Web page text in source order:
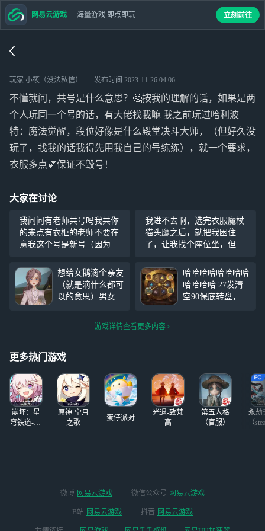
玩家 小筱（没法私信） 发布时间 2023-11-26 04:06
不懂就问，共号是什么意思？🤔按我的理解的话，如果是两
个人玩同一个号的话，有大佬找我嘛 我之前玩过哈利波
特：魔法觉醒，段位好像是什么殿堂决斗大师，（但好久没
玩了，找我的话我得先用我自己的号练练），就一个要求，
衣服多点💕保证不毁号！
大家在讨论
我问问有老师共号吗我共你
的来点有衣柜的老师不要在
意我这个号是新号（因为想
家。决斗舞会我都能打
我进不去啊，选完衣服魔杖
猫头鹰之后，就把我困住
了，让我找个座位坐，但是
没反应，我碎了
想给女鹅滴个亲友
（就是滴什么都可
以的意思）男女皆
点儿（我脾气超好
的，也会护人）快
哈哈哈哈哈哈哈哈
哈哈哈哈 27发清
空90保底转盘，
游戏详情查看更多内容
更多热门游戏
崩坏：星
穹铁道-4.4
原神·空月
之歌
蛋仔派对
光遇-致梵
高
第五人格
（官服）
永劫
（
网易云游戏 海量游戏 即点即玩 立刻前往
微博 网易云游戏 微信公众号 网易云游戏
B站 网易云游戏 抖音 网易云游戏